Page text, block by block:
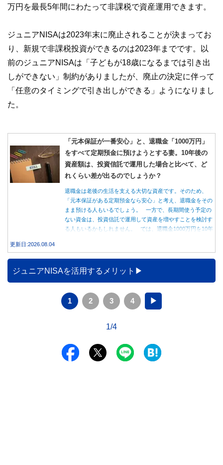
やすさはもちろんのこと、読み応えのあるコンテンツと確か
な情報発信を実現しています。
私たちは、快適でより良い生活のアイデアを提供するお金の
コンシェルジュを目指します。
万円を最長5年間にわたって非課税で資産運用できます。
ジュニアNISAは2023年末に廃止されることが決まってお
り、新規で非課税投資ができるのは2023年までです。以
前のジュニアNISAは「子どもが18歳になるまでは引き出
しができない」制約がありましたが、廃止の決定に伴って
「任意のタイミングで引き出しができる」ようになりまし
た。
「元本保証が一番安心」と、退職金「1000万円」
をすべて定期預金に預けようとする妻。10年後の
資産額は、投資信託で運用した場合と比べて、ど
れくらい差が出るのでしょうか？
退職金は老後の生活を支える大切な資産です。そのため、
「元本保証がある定期預金なら安心」と考え、退職金をその
まま預ける人もいるでしょう。 一方で、長期間使う予定の
ない資金は、投資信託で運用して資産を増やすことを検討す
る人もいるかもしれません。 では、退職金1000万円を10年
レーションします。
更新日:2026.08.04
ジュニアNISAを活用するメリット
1 2 3 4 ▶
1/4